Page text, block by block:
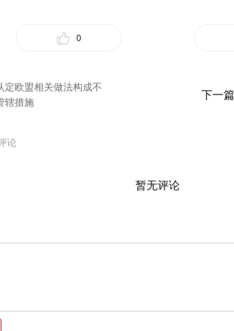
0
定欧盟相关做法构成不
辖措施
下一篇
论
暂无评论